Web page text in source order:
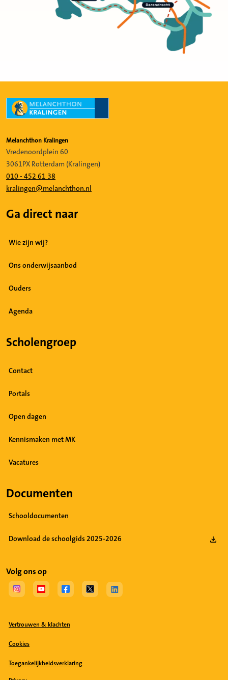
Melanchthon Kralingen
Vredenoordplein 60
3061PX Rotterdam (Kralingen)
010 - 452 61 38
kralingen@melanchthon.nl
Ga direct naar
Wie zijn wij?
Ons onderwijsaanbod
Ouders
Agenda
Scholengroep
Contact
Portals
Open dagen
Kennismaken met MK
Vacatures
Documenten
Schooldocumenten
Download de schoolgids 2025-2026
Volg ons op
(Opent in een nieuw tabblad)
(Opent in een nieuw tabblad)
(Opent in een nieuw tabblad)
(Opent in een nieuw tabblad)
Vertrouwen & klachten
Cookies
Toegankelijkheidsverklaring